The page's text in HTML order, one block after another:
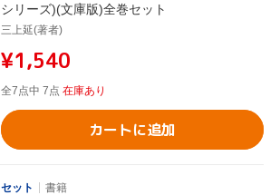
シリーズ)(文庫版)全巻セット
三上延(著者)
¥1,540
全7点中 7点 在庫あり
カートに追加
セット 書籍